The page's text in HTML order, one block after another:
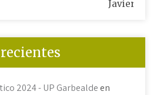
Javierada
2024 - UP Garbealdeen